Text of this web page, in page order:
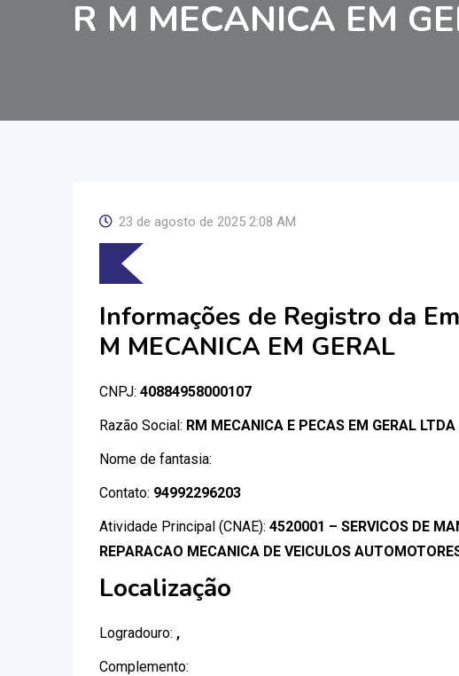
R M MECANICA EM
23 de agosto de 2025 2:08 AM
Informações de Registro da
M MECANICA EM GERAL
CNPJ: 40884958000107
Razão Social: RM MECANICA E PECAS EM GERAL LTDA
Nome de fantasia:
Contato: 94992296203
Atividade Principal (CNAE): 4520001 – SERVICOS DE
REPARACAO MECANICA DE VEICULOS
Localização
Logradouro: ,
Complemento: